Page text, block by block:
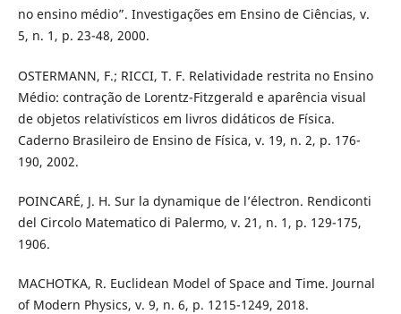
no ensino médio”. Investigações em Ensino de Ciências, v.
5, n. 1, p. 23-48, 2000.
OSTERMANN, F.; RICCI, T. F. Relatividade restrita no Ensino
Médio: contração de Lorentz-Fitzgerald e aparência visual
de objetos relativísticos em livros didáticos de Física.
Caderno Brasileiro de Ensino de Física, v. 19, n. 2, p. 176-
190, 2002.
POINCARÉ, J. H. Sur la dynamique de l’électron. Rendiconti
del Circolo Matematico di Palermo, v. 21, n. 1, p. 129-175,
1906.
MACHOTKA, R. Euclidean Model of Space and Time. Journal
of Modern Physics, v. 9, n. 6, p. 1215-1249, 2018.